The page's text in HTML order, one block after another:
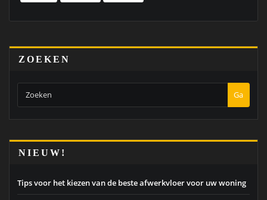
ZOEKEN
Ga
NIEUW!
Tips voor het kiezen van de beste afwerkvloer voor uw woning